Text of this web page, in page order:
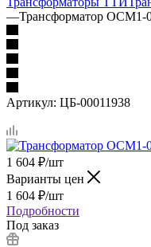
—Трансформатор ОСМ1-
Артикул: ЦБ-00011938
1 604 ₽/шт
Варианты цен
1 604 ₽/шт
Подробности
Под заказ